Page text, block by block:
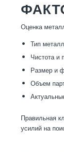
Оценка
Тип
Чистота и
Размер и
Объем
Правильная
усилий на